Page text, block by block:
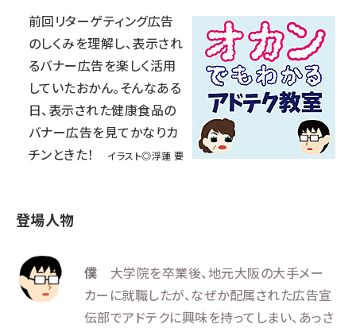
前回リターゲティング広告
のしくみを理解し、表示され
るバナー広告を楽しく活用
していたおかん。そんなある
日、表示された健康食品の
バナー広告を見てかなりカ
チンときた！
イラスト◎浮蓮 要
登場人物
僕 大学院を卒業後、地元大阪の大手メー
カーに就職したが、なぜか配属された広告宣
伝部でアドテクに興味を持ってしまい、あっさ